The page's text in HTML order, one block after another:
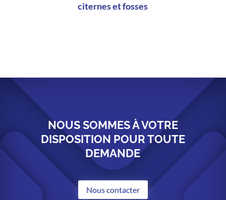
citernes et fosses
NOUS SOMMES À VOTRE
DISPOSITION POUR TOUTE
DEMANDE
Nous contacter